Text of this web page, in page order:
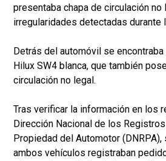
presentaba chapa de circulación no
irregularidades detectadas durante
Detrás del automóvil se
Hilux SW4 blanca, que también
circulación no legal.
Tras verificar la información en los
Dirección Nacional de los
Propiedad del Automotor
ambos vehículos registraban